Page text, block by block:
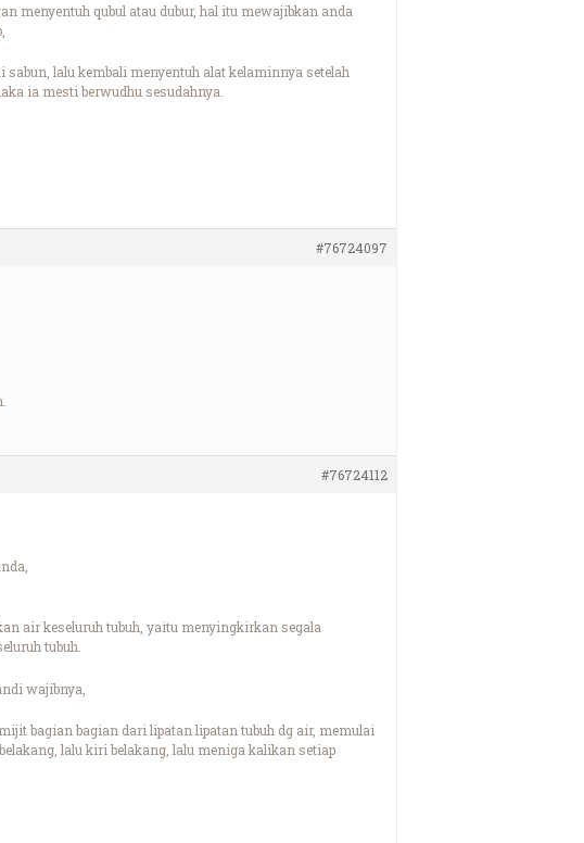
menyentuh qubul atau dubur, hal itu mewajibkan anda
lalu kembali menyentuh alat kelaminnya setelah
ia mesti berwudhu sesudahnya.
#76724097
#76724112
air keseluruh tubuh, yaitu menyingkirkan segala
tubuh.
wajibnya,
bagian bagian dari lipatan lipatan tubuh dg air, memulai
lalu kiri belakang, lalu meniga kalikan setiap